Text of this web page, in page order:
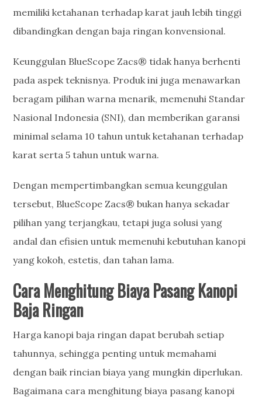
memiliki ketahanan terhadap karat jauh lebih tinggi
dibandingkan dengan baja ringan konvensional.
Keunggulan BlueScope Zacs® tidak hanya berhenti
pada aspek teknisnya. Produk ini juga menawarkan
beragam pilihan warna menarik, memenuhi Standar
Nasional Indonesia (SNI), dan memberikan garansi
minimal selama 10 tahun untuk ketahanan terhadap
karat serta 5 tahun untuk warna.
Dengan mempertimbangkan semua keunggulan
tersebut, BlueScope Zacs® bukan hanya sekadar
pilihan yang terjangkau, tetapi juga solusi yang
andal dan efisien untuk memenuhi kebutuhan kanopi
yang kokoh, estetis, dan tahan lama.
Cara Menghitung Biaya PasangKanopi
Baja Ringan
Harga kanopi baja ringan dapat berubah setiap
tahunnya, sehingga penting untuk memahami
dengan baik rincian biaya yang mungkin diperlukan.
Bagaimana cara menghitung biaya pasang kanopi